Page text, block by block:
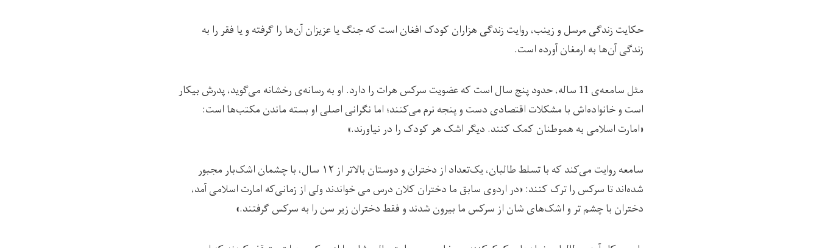
حکایت زندگی مرسل و زینب، روایت زندگی هزاران کودک افغان است که جنگ یا عزیزان آن‌ها را گرفته و یا فقر را به
زندگی آن‌ها به ارمغان آورده است.
مثل سامعه‌ی 11 ساله، حدود پنج سال است که عضویت سرکس هرات را دارد. او به رسانه‌ی رخشانه می‌گوید، پدرش بیکار
است و خانواده‌اش با مشکلات اقتصادی دست و پنجه نرم می‌کنند؛ اما نگرانی اصلی او بسته ماندن مکتب‌ها است:
«امارت اسلامی به هموطنان کمک کنند. دیگر اشک هر کودک را در نیاورند.»
سامعه روایت می‌کند که با تسلط طالبان،‌ یک‌تعداد از دختران و دوستان بالاتر از ۱۲ ‌سال، با چشمان اشک‌بار مجبور
شده‌اند تا سرکس را ترک کنند: «در اردوی سابق ما دختران کلان درس می خواندند ولی از زمانی‌که امارت اسلامی آمد،
دختران با چشم‌ تر و اشک‌های شان از سرکس ما بیرون شدند و فقط دختران زیر سن را به سرکس گرفتند.»